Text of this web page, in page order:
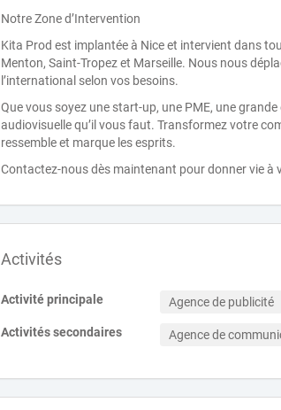
Notre Zone d’Intervention
Kita Prod est implantée à Nice et intervient dans
Menton, Saint-Tropez et Marseille. Nous nous
l’international selon vos besoins.
Que vous soyez une start-up, une PME, une
audiovisuelle qu’il vous faut. Transformez votre
ressemble et marque les esprits.
Contactez-nous dès maintenant pour donner vie à
Activités
Activité principale Agence de publicité
Activités secondaires Agence de